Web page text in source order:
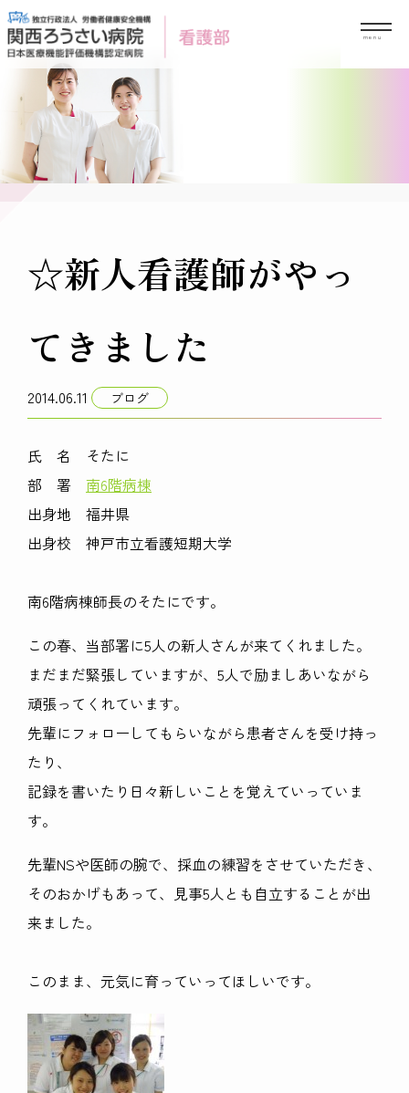
Skip
to
content
☆新人看護師がやっ
てきました
2014.06.11 ブログ
氏 名 そたに
部 署 南6階病棟
出身地 福井県
出身校 神戸市立看護短期大学
南6階病棟師長のそたにです。
この春、当部署に5人の新人さんが来てくれました。
まだまだ緊張していますが、5人で励ましあいながら
頑張ってくれています。
先輩にフォローしてもらいながら患者さんを受け持っ
たり、
記録を書いたり日々新しいことを覚えていっていま
す。
先輩NSや医師の腕で、採血の練習をさせていただき、
そのおかげもあって、見事5人とも自立することが出
来ました。
このまま、元気に育っていってほしいです。